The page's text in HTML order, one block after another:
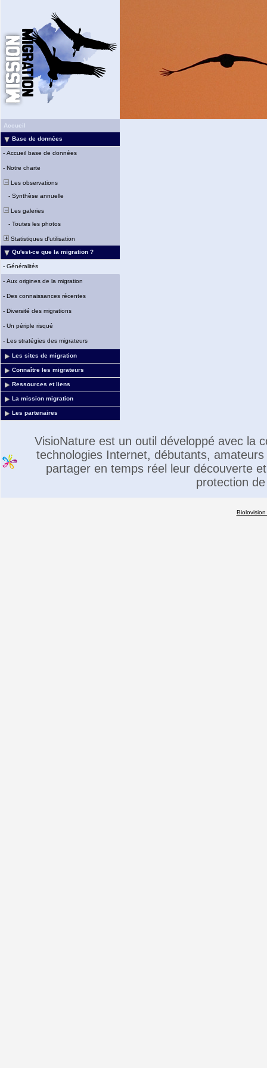
Accueil
Base de données
- Accueil base de données
- Notre charte
Les observations
- Synthèse annuelle
Les galeries
- Toutes les photos
Statistiques d'utilisation
Qu'est-ce que la migration ?
- Généralités
- Aux origines de la migration
- Des connaissances récentes
- Diversité des migrations
- Un périple risqué
- Les stratégies des migrateurs
Les sites de migration
Connaître les migrateurs
Ressources et liens
La mission migration
Les partenaires
VisioNature est un outil développé avec la
technologies Internet, débutants,
partager en temps réel leur découverte
protection
Biolovision